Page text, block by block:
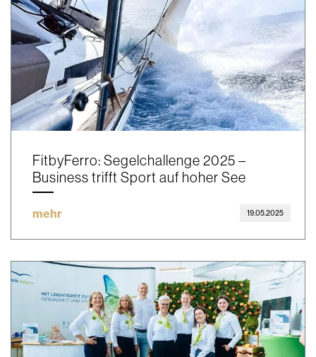
FitbyFerro: Segelchallenge 2025 –
Business trifft Sport auf hoher See
mehr 19.05.2025